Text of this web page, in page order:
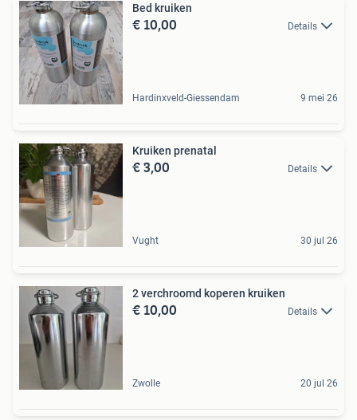
Bed kruiken
€ 10,00 Details
Hardinxveld-Giessendam 9 mei 26
Kruiken prenatal
€ 3,00 Details
Vught 30 jul 26
2 verchroomd koperen kruiken
€ 10,00 Details
Zwolle 20 jul 26